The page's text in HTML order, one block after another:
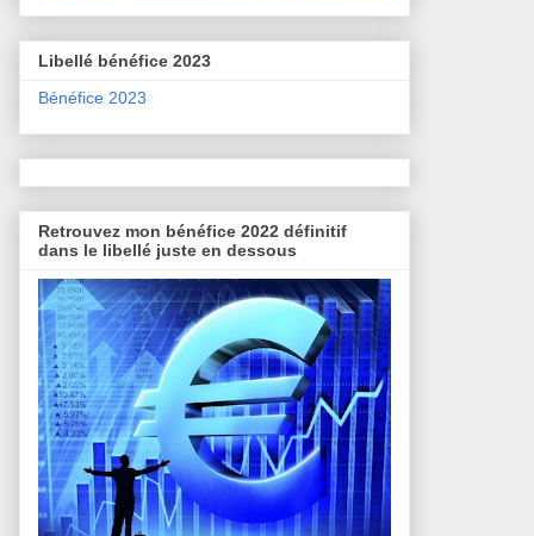
Libellé bénéfice 2023
Bénéfice 2023
Retrouvez mon bénéfice 2022 définitif
dans le libellé juste en dessous